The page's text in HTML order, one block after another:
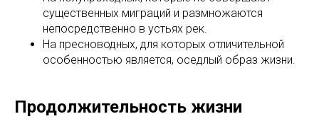
существенных миграций и размножаются
непосредственно в устьях рек.
На пресноводных, для которых отличительной
особенностью является, оседлый образ жизни.
Продолжительность жизни